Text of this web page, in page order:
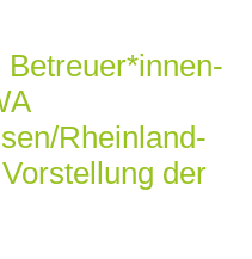
Rheinland-
der